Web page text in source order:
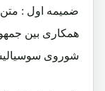
ضمیمه اول :
همکاری بین
شوروی سوسیالیستی